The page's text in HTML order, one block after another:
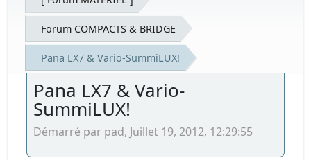
Forum COMPACTS & BRIDGE
Pana LX7 & Vario-SummiLUX!
Pana LX7 & Vario-
SummiLUX!
Démarré par pad, Juillet 19, 2012, 12:29:55